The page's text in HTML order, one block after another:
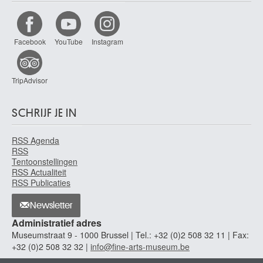
Venlo (Nederland) 1877 - Sint-Lambrechts-Woluwe / Brussel 1956
Laurencin Marie
Parijs (Frankrijk) 1885 - 1956
Laurens Henri
Parijs (Frankrijk) 1885 - 1954
Fourquevaux, Haute-Garonne (Frankrijk) 1838 - Parijs (Frankrijk) 1921
Lauters Paul
Brussel 1806 - Elsene / Brussel 1876
Lavery John
Belfast (Noord-Ierland, Verenigd Koninkrijk) 1856 - Kilkenny (Ierland) 1941
le Beau Alcide
Lorient, Morbihan (Frankrijk) 1873 - Sanary-sur-Mer, Var (Frankrijk) 1943
Parijs (Frankrijk) 1619 - 1690
le Brun Georges
Verviers 1873 - Stuivekenskerke / Diksmuide 1914
Facebook YouTube Instagram
TripAdvisor
SCHRIJF JE IN
RSS Agenda
RSS
Tentoonstellingen
RSS Actualiteit
RSS Publicaties
Newsletter
Administratief adres
Museumstraat 9 - 1000 Brussel | Tel.: +32 (0)2 508 32 11 | Fax:
+32 (0)2 508 32 32 | info@fine-arts-museum.be